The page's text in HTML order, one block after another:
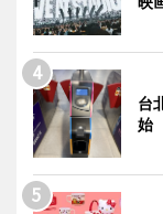
台
始